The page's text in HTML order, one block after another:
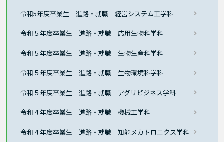
令和5年度卒業生 進路・就職 経営システム工学科
令和５年度卒業生 進路・就職 応用生物科学科
令和５年度卒業生 進路・就職 生物生産科学科
令和５年度卒業生 進路・就職 生物環境科学科
令和５年度卒業生 進路・就職 アグリビジネス学科
令和４年度卒業生 進路・就職 機械工学科
令和４年度卒業生 進路・就職 知能メカトロニクス学科